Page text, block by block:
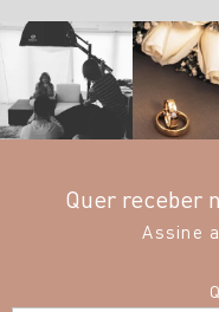
Quer receber
Assine